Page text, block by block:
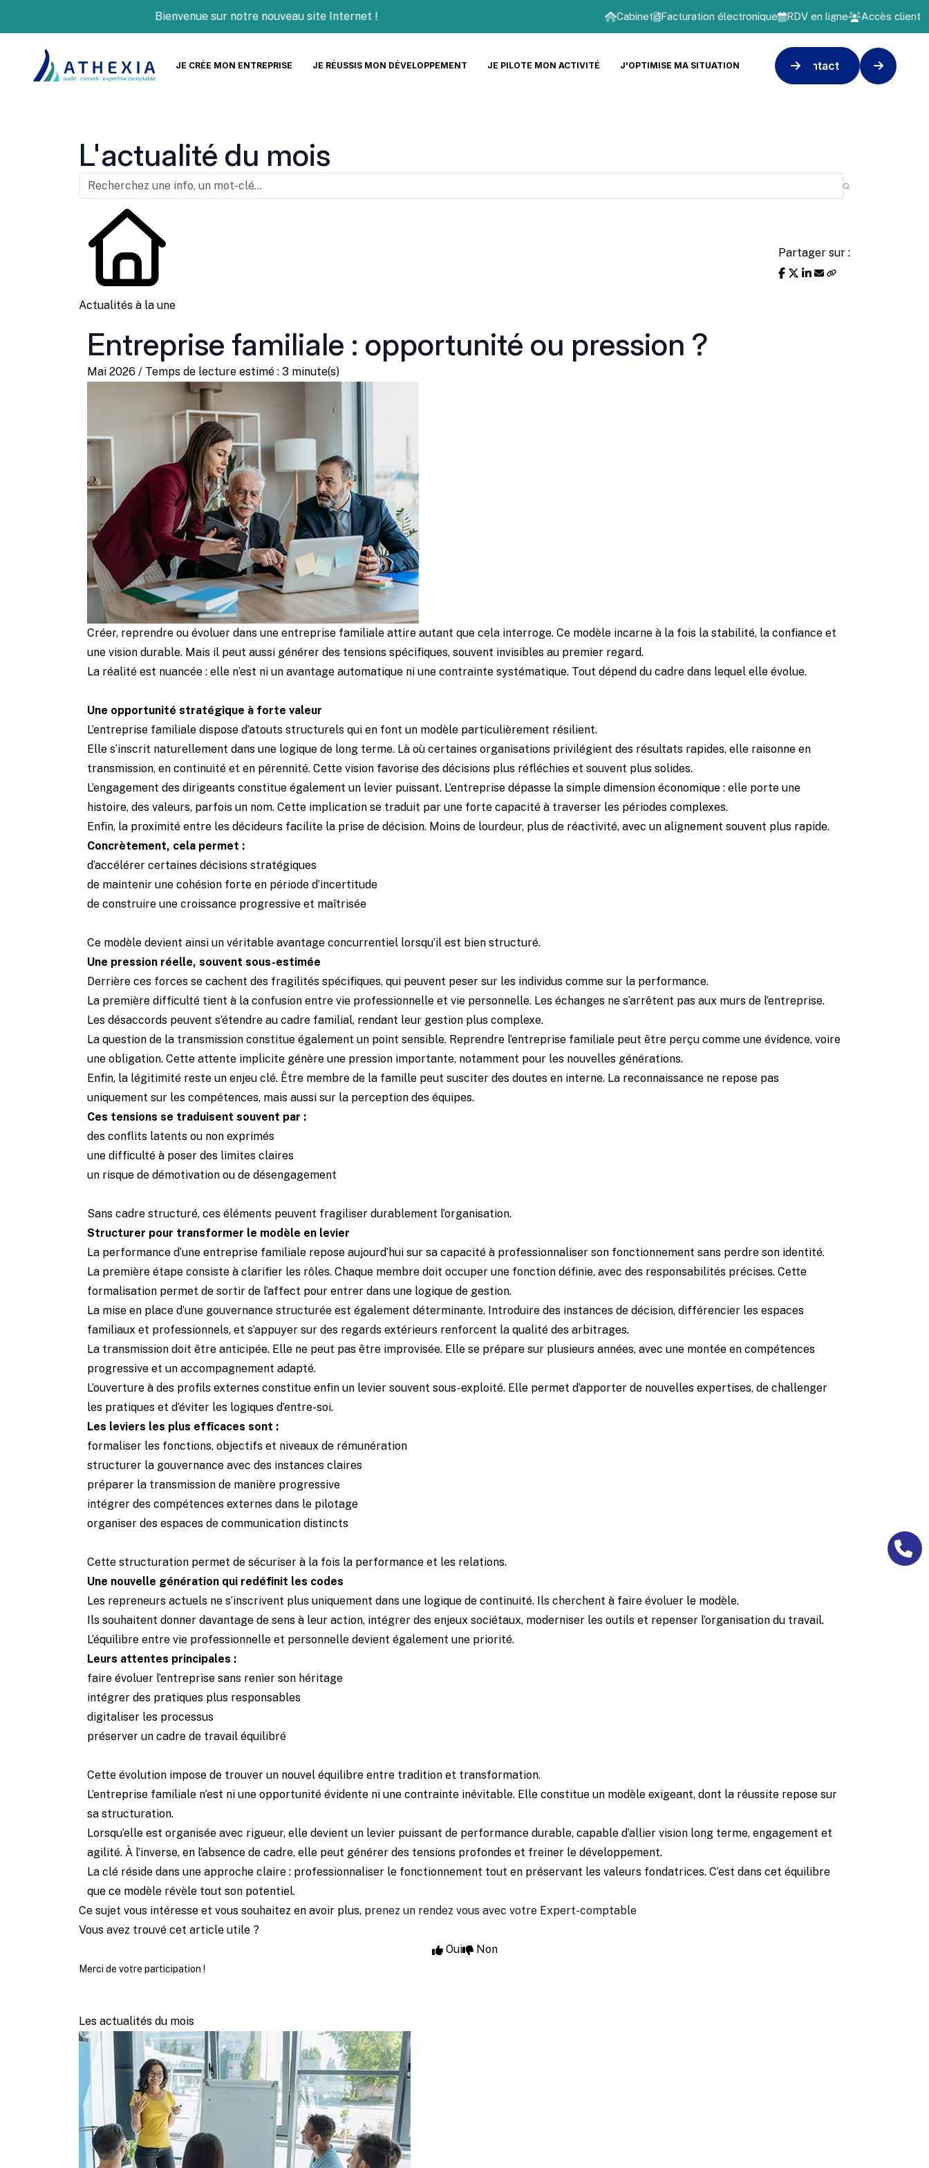
Bienvenue sur notre nouveau site Internet ! Cabinet Facturation électronique RDV en ligne Accès client
JE CRÉE MON ENTREPRISE JE RÉUSSIS MON DÉVELOPPEMENT JE PILOTE MON ACTIVITÉ J'OPTIMISE MA SITUATION Contact
L'actualité du mois
Actualités à la une
Partager sur :
Entreprise familiale : opportunité ou pression ?
Mai 2026 / Temps de lecture estimé : 3 minute(s)
Créer, reprendre ou évoluer dans une entreprise familiale attire autant que cela interroge. Ce modèle incarne à la fois la stabilité, la confiance et
une vision durable. Mais il peut aussi générer des tensions spécifiques, souvent invisibles au premier regard.
La réalité est nuancée : elle n’est ni un avantage automatique ni une contrainte systématique. Tout dépend du cadre dans lequel elle évolue.
Une opportunité stratégique à forte valeur
L’entreprise familiale dispose d’atouts structurels qui en font un modèle particulièrement résilient.
Elle s’inscrit naturellement dans une logique de long terme. Là où certaines organisations privilégient des résultats rapides, elle raisonne en
transmission, en continuité et en pérennité. Cette vision favorise des décisions plus réfléchies et souvent plus solides.
L’engagement des dirigeants constitue également un levier puissant. L’entreprise dépasse la simple dimension économique : elle porte une
histoire, des valeurs, parfois un nom. Cette implication se traduit par une forte capacité à traverser les périodes complexes.
Enfin, la proximité entre les décideurs facilite la prise de décision. Moins de lourdeur, plus de réactivité, avec un alignement souvent plus rapide.
Concrètement, cela permet :
d’accélérer certaines décisions stratégiques
de maintenir une cohésion forte en période d’incertitude
de construire une croissance progressive et maîtrisée
Ce modèle devient ainsi un véritable avantage concurrentiel lorsqu’il est bien structuré.
Une pression réelle, souvent sous-estimée
Derrière ces forces se cachent des fragilités spécifiques, qui peuvent peser sur les individus comme sur la performance.
La première difficulté tient à la confusion entre vie professionnelle et vie personnelle. Les échanges ne s’arrêtent pas aux murs de l’entreprise.
Les désaccords peuvent s’étendre au cadre familial, rendant leur gestion plus complexe.
La question de la transmission constitue également un point sensible. Reprendre l’entreprise familiale peut être perçu comme une évidence, voire
une obligation. Cette attente implicite génère une pression importante, notamment pour les nouvelles générations.
Enfin, la légitimité reste un enjeu clé. Être membre de la famille peut susciter des doutes en interne. La reconnaissance ne repose pas
uniquement sur les compétences, mais aussi sur la perception des équipes.
Ces tensions se traduisent souvent par :
des conflits latents ou non exprimés
une difficulté à poser des limites claires
un risque de démotivation ou de désengagement
Sans cadre structuré, ces éléments peuvent fragiliser durablement l’organisation.
Structurer pour transformer le modèle en levier
La performance d’une entreprise familiale repose aujourd’hui sur sa capacité à professionnaliser son fonctionnement sans perdre son identité.
La première étape consiste à clarifier les rôles. Chaque membre doit occuper une fonction définie, avec des responsabilités précises. Cette
formalisation permet de sortir de l’affect pour entrer dans une logique de gestion.
La mise en place d’une gouvernance structurée est également déterminante. Introduire des instances de décision, différencier les espaces
familiaux et professionnels, et s’appuyer sur des regards extérieurs renforcent la qualité des arbitrages.
La transmission doit être anticipée. Elle ne peut pas être improvisée. Elle se prépare sur plusieurs années, avec une montée en compétences
progressive et un accompagnement adapté.
L’ouverture à des profils externes constitue enfin un levier souvent sous-exploité. Elle permet d’apporter de nouvelles expertises, de challenger
les pratiques et d’éviter les logiques d’entre-soi.
Les leviers les plus efficaces sont :
formaliser les fonctions, objectifs et niveaux de rémunération
structurer la gouvernance avec des instances claires
préparer la transmission de manière progressive
intégrer des compétences externes dans le pilotage
organiser des espaces de communication distincts
Cette structuration permet de sécuriser à la fois la performance et les relations.
Une nouvelle génération qui redéfinit les codes
Les repreneurs actuels ne s’inscrivent plus uniquement dans une logique de continuité. Ils cherchent à faire évoluer le modèle.
Ils souhaitent donner davantage de sens à leur action, intégrer des enjeux sociétaux, moderniser les outils et repenser l’organisation du travail.
L’équilibre entre vie professionnelle et personnelle devient également une priorité.
Leurs attentes principales :
faire évoluer l’entreprise sans renier son héritage
intégrer des pratiques plus responsables
digitaliser les processus
préserver un cadre de travail équilibré
Cette évolution impose de trouver un nouvel équilibre entre tradition et transformation.
L’entreprise familiale n’est ni une opportunité évidente ni une contrainte inévitable. Elle constitue un modèle exigeant, dont la réussite repose sur
sa structuration.
Lorsqu’elle est organisée avec rigueur, elle devient un levier puissant de performance durable, capable d’allier vision long terme, engagement et
agilité. À l’inverse, en l’absence de cadre, elle peut générer des tensions profondes et freiner le développement.
La clé réside dans une approche claire : professionnaliser le fonctionnement tout en préservant les valeurs fondatrices. C’est dans cet équilibre
que ce modèle révèle tout son potentiel.
Ce sujet vous intéresse et vous souhaitez en avoir plus, prenez un rendez vous avec votre Expert-comptable
Vous avez trouvé cet article utile ?
Oui
Non
Merci de votre participation !
Les actualités du mois